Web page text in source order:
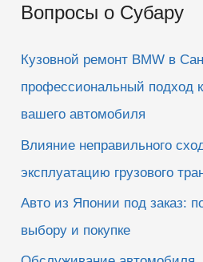
с
Вопросы о Субару
Кузовной ремонт BMW в
профессиональный подход
вашего автомобиля
Влияние неправильного
эксплуатацию грузового
Авто из Японии под заказ:
выбору и покупке